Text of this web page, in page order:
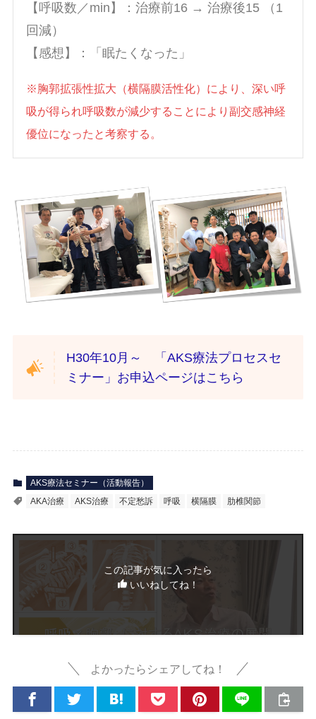
【呼吸数／min】：治療前16 → 治療後15 （1
回減）
【感想】：「眠たくなった」
※胸郭拡張性拡大（横隔膜活性化）により、深い呼
吸が得られ呼吸数が減少することにより副交感神経
優位になったと考察する。
H30年10月～ 「AKS療法プロセスセ
ミナー」お申込ページはこちら
AKS療法セミナー（活動報告）
AKA治療
AKS治療 不定愁訴 呼吸 横隔膜 肋椎関節
この記事が気に入ったら
いいねしてね！
よかったらシェアしてね！